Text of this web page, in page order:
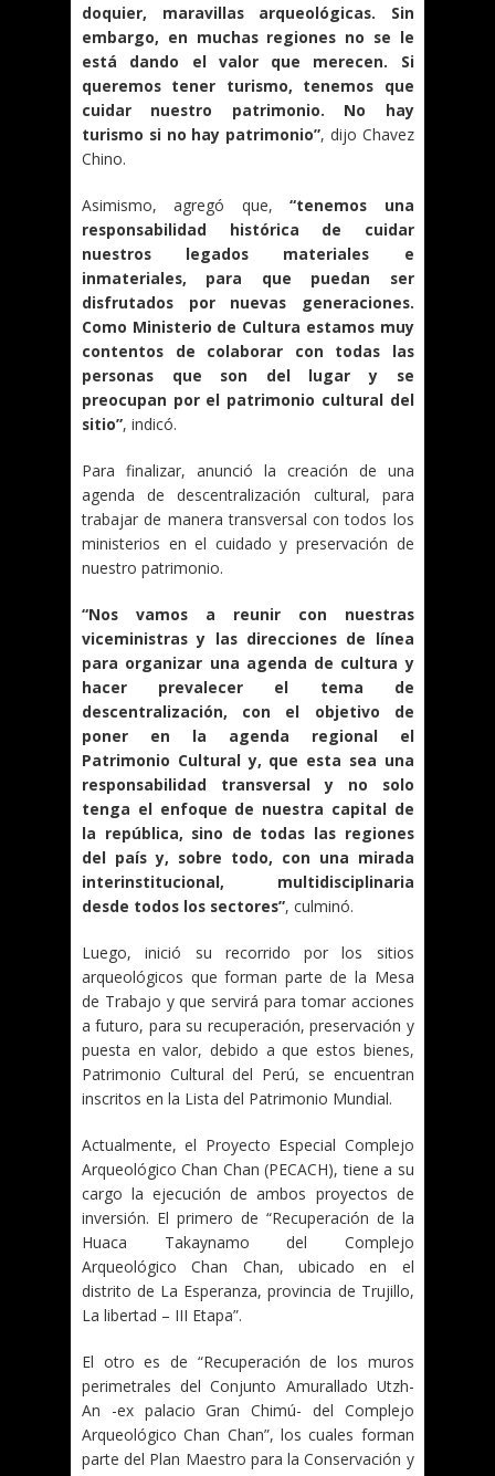
doquier, maravillas arqueológicas. Sin
embargo, en muchas regiones no se le
está dando el valor que merecen. Si
queremos tener turismo, tenemos que
cuidar nuestro patrimonio. No hay
turismo si no hay patrimonio”, dijo Chavez
Chino.
Asimismo, agregó que,“tenemos una
responsabilidad histórica de cuidar
nuestros legados materiales e
inmateriales, para que puedan ser
disfrutados por nuevas generaciones.
Como Ministerio de Cultura estamos muy
contentos de colaborar con todas las
personas que son del lugar y se
preocupan por el patrimonio cultural del
sitio”, indicó.
Para finalizar, anunció la creación de una
agenda de descentralización cultural, para
trabajar de manera transversal con todos los
ministerios en el cuidado y preservación de
nuestro patrimonio.
“Nos vamos a reunir con nuestras
viceministras y las direcciones de línea
para organizar una agenda de cultura y
hacer prevalecer el tema de
descentralización, con el objetivo de
poner en la agenda regional el
Patrimonio Cultural y, que esta sea una
responsabilidad transversal y no solo
tenga el enfoque de nuestra capital de
la república, sino de todas las regiones
del país y, sobre todo, con una mirada
interinstitucional, multidisciplinaria
desde todos los sectores”, culminó.
Luego, inició su recorrido por los sitios
arqueológicos que forman parte de la Mesa
de Trabajo y que servirá para tomar acciones
a futuro, para su recuperación, preservación y
puesta en valor, debido a que estos bienes,
Patrimonio Cultural del Perú, se encuentran
inscritos en la Lista del Patrimonio Mundial.
Actualmente, el Proyecto Especial Complejo
Arqueológico Chan Chan (PECACH), tiene a su
cargo la ejecución de ambos proyectos de
inversión. El primero de “Recuperación de la
Huaca Takaynamo del Complejo
Arqueológico Chan Chan, ubicado en el
distrito de La Esperanza, provincia de Trujillo,
La libertad – III Etapa”.
El otro es de “Recuperación de los muros
perimetrales del Conjunto Amurallado Utzh-
An -ex palacio Gran Chimú- del Complejo
Arqueológico Chan Chan”, los cuales forman
parte del Plan Maestro para la Conservación y